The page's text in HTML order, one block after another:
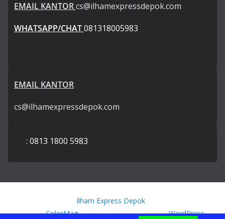
EMAIL KANTORcs@ilhamexpressdepok.com
WHATSAPP/CHAT081318005983
EMAIL KANTOR
cs@ilhamexpressdepok.com
: 0813 1800 5983
Ilham Express Depok
Theme:ColorMagby ThemeGrill. Powered byWordPress.